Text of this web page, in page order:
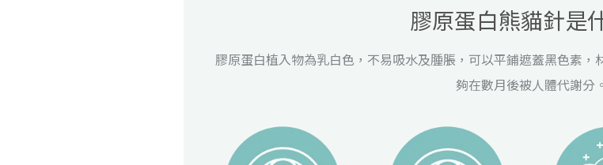
膠原蛋白熊貓針是
膠原蛋白植入物為乳白色，不易吸水及腫脹，可以平鋪遮蓋黑色素
夠在數月後被人體代謝分。